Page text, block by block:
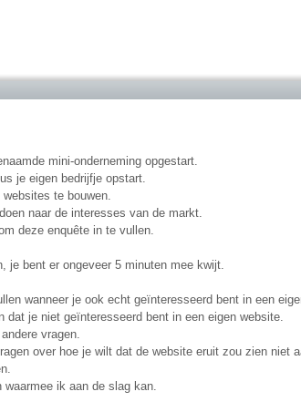
mini-onderneming opgestart.
je eigen bedrijfje opstart.
websites te bouwen.
naar de interesses van de markt.
deze enquête in te vullen.
je bent er ongeveer 5 minuten mee kwijt.
wanneer je ook echt geïnteresseerd bent in een
dat je niet geïnteresseerd bent in een eigen website.
vragen.
over hoe je wilt dat de website eruit zou zien niet
ik aan de slag kan.